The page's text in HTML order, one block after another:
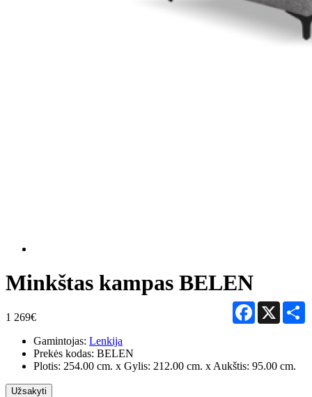
Minkštas kampas BELEN
1 269€
Facebook
X
Gamintojas: Lenkija
Prekės kodas: BELEN
Plotis: 254.00 cm. x Gylis: 212.00 cm. x Aukštis: 95.00 cm.
Užsakyti